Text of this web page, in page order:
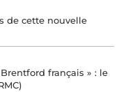
de cette nouvelle
français » : le